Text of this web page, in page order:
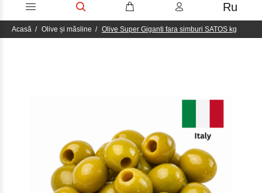
Ru
Acasă Olive și măsline Olive Super Giganti fara simburi SATOS kg